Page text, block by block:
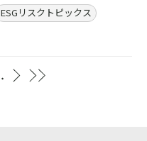
ESGリスクトピックス